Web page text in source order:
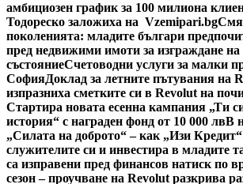
амбициозен график за 100 милиона
Тодореско заложиха на Vzemipari.bg
поколенията: младите българи
пред недвижими имоти за изграждане на
състояниеСчетоводни услуги за малки
СофияДоклад за летните пътувания на
изпразниха сметките си в Revolut на
Стартира новата есенна кампания „Ти
история“ с награден фонд от 10 000 лвВ
„Силата на доброто“ – как „Изи
служителите си и инвестира в младите
са изправени пред финансов натиск по
сезон – проучване на Revolut разкрива